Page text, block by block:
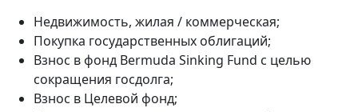
Недвижимость, жилая / коммерческая;
Покупка государственных облигаций;
Взнос в фонд Bermuda Sinking Fund с целью
сокращения госдолга;
Взнос в Целевой фонд;